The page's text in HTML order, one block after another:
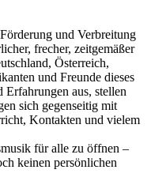
und Verbreitung
frecher, zeitgemäßer
Österreich,
und Freunde dieses
Erfahrungen aus, stellen
sich gegenseitig mit
Kontakten und vielem
für alle zu öffnen –
keinen persönlichen